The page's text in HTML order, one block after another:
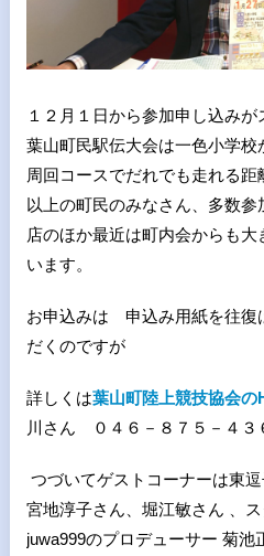
１２月１日から参加申し込み
葉山町民駅伝大会は一色小学
周回コースでだれでも走れる
以上の町民のみなさん、多数
店のほか最近は町内会からも
います。
お申込みは 申込み用紙を往復
だくのですが
詳しくは葉山町陸上競技協会の
川さん ０４６－８７５－４３
つづいてゲストコーナーは東
宮地淳子さん、堀江敏さん 、
juwa999のプロデューサー 菊池